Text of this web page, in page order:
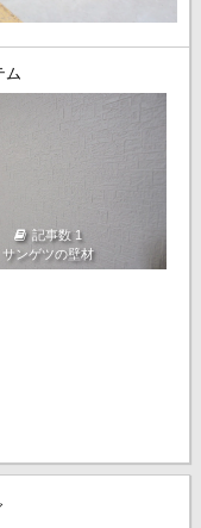
ム
記事数 1
サンゲツの壁材